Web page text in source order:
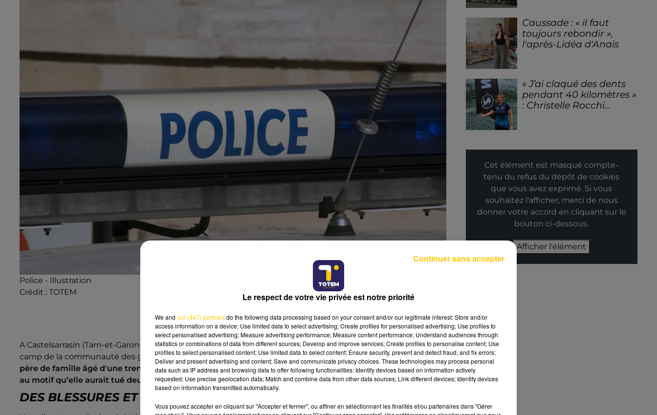
Police - Illustration
Crédit : TOTEM
A Castelsarrasin (Tarn-et-Garonne),la police a dû intervenirdimanche 4 mai au cours de la soirée dans un
camp de la communauté des gens du voyage pour un cas de violence intrafamiliale.Selon les enquêteurs, le
père de famille âgé d'une trentaine d'années s'en serait violemment pris à sa compagne âgée de 28 ans
au motif qu’elle aurait tué deux poussins issus de son élevage de coqs d'ornement.
DES BLESSURES ET LE CRÂNE EN PARTIE RASÉ
Caussade : « il faut
toujours rebondir »,
l'après-Lidéa d'Anaïs
« J’ai claqué des dents
pendant 40 kilomètres »
: Christelle Rocchi...
Cet élément est masqué compte-
tenu du refus du dépôt de cookies
que vous avez exprimé. Si vous
souhaitez l'afficher, merci de nous
donner votre accord en cliquant sur le
bouton ci-dessous.
Afficher l'élément
Le respect de votre vie privée est notre priorité
We and our (447) partnersdo the following data processing based on your consent and/or our legitimate interest: Store and/or
access information on a device; Use limited data to select advertising; Create profiles for personalised advertising; Use profiles to
select personalised advertising; Measure advertising performance; Measure content performance; Understand audiences through
statistics or combinations of data from different sources; Develop and improve services; Create profiles to personalise content; Use
profiles to select personalised content; Use limited data to select content; Ensure security, prevent and detect fraud, and fix errors;
Deliver and present advertising and content; Save and communicate privacy choices. These technologies may process personal
data such as IP address and browsing data to offer following functionalities: Identify devices based on information actively
requested; Use precise geolocation data; Match and combine data from other data sources; Link different devices; Identify devices
based on information transmitted automatically.
Vous pouvez accepter en cliquant sur "Accepter et fermer", ou affiner en sélectionnant les finalités et/ou partenaires dans "Gérer
Continuer sans accepter